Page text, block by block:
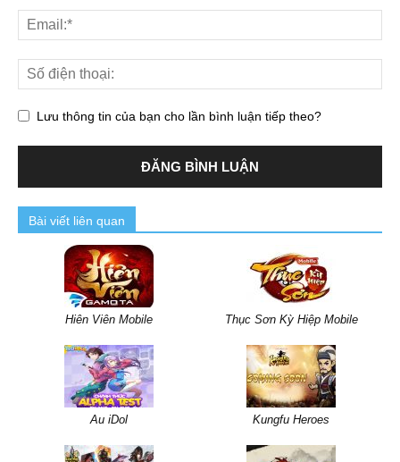
Lưu thông tin của bạn cho lần bình luận tiếp theo?
Bài viết liên quan
Hiên Viên Mobile Thục Sơn Kỳ Hiệp Mobile
Au iDol Kungfu Heroes